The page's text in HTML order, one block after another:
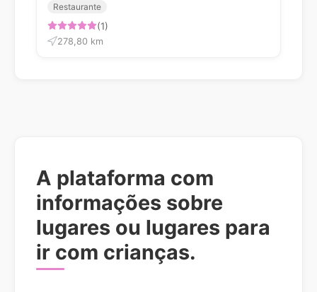
Restaurante
(1)
278,80 km
A plataforma com
informações sobre
lugares ou lugares para
ir com crianças.